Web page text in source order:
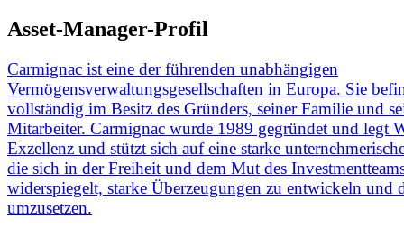
Asset-Manager-Profil
Carmignac ist eine der führenden unabhängigen
Vermögensverwaltungsgesellschaften in Europa. Sie
vollständig im Besitz des Gründers, seiner Familie und
Mitarbeiter. Carmignac wurde 1989 gegründet und legt
Exzellenz und stützt sich auf eine starke
die sich in der Freiheit und dem Mut des
widerspiegelt, starke Überzeugungen zu entwickeln und
umzusetzen.